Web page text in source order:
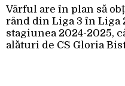
Vârful are în plan să
rând din Liga 3 în Liga
stagiunea 2024-2025,
alături de CS Gloria